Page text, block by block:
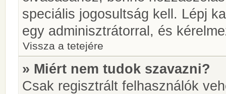
speciális jogosultság kell. Lépj
egy adminisztrátorral, és
Vissza a tetejére
» Miért nem tudok szavazni?
Csak regisztrált felhasználók